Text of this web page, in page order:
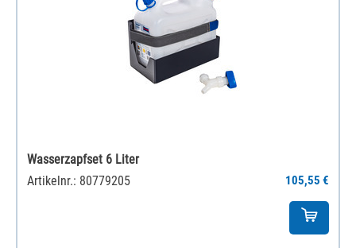
Wasserzapfset 6 Liter
Artikelnr.: 80779205
105,55 €